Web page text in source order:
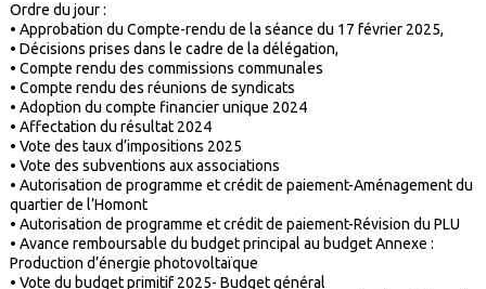
Ordre du jour :
• Approbation du Compte-rendu de la séance du 17 février 2025,
• Décisions prises dans le cadre de la délégation,
• Compte rendu des commissions communales
• Compte rendu des réunions de syndicats
• Adoption du compte financier unique 2024
• Affectation du résultat 2024
• Vote des taux d’impositions 2025
• Vote des subventions aux associations
• Autorisation de programme et crédit de paiement-Aménagement du
quartier de l’Homont
• Autorisation de programme et crédit de paiement-Révision du PLU
• Avance remboursable du budget principal au budget Annexe :
Production d’énergie photovoltaïque
• Vote du budget primitif 2025- Budget général